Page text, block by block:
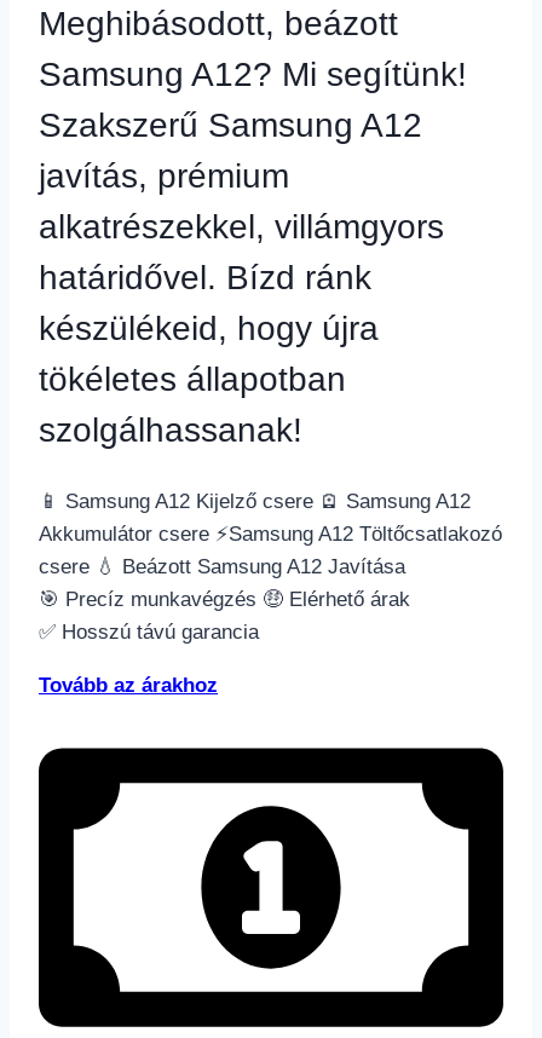
Meghibásodott, beázott
Samsung A12? Mi segítünk!
Szakszerű Samsung A12
javítás, prémium
alkatrészekkel, villámgyors
határidővel. Bízd ránk
készülékeid, hogy újra
tökéletes állapotban
szolgálhassanak!
📱 Samsung A12 Kijelző csere 🪫 Samsung A12
Akkumulátor csere ⚡️Samsung A12 Töltőcsatlakozó
csere 💧 Beázott Samsung A12 Javítása
🎯 Precíz munkavégzés 🤑 Elérhető árak
✅ Hosszú távú garancia
Tovább az árakhoz